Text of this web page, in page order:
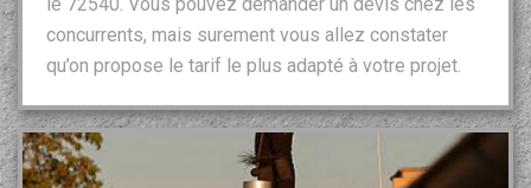
concurrents, mais surement vous allez constater
qu’on propose le tarif le plus adapté à votre projet.